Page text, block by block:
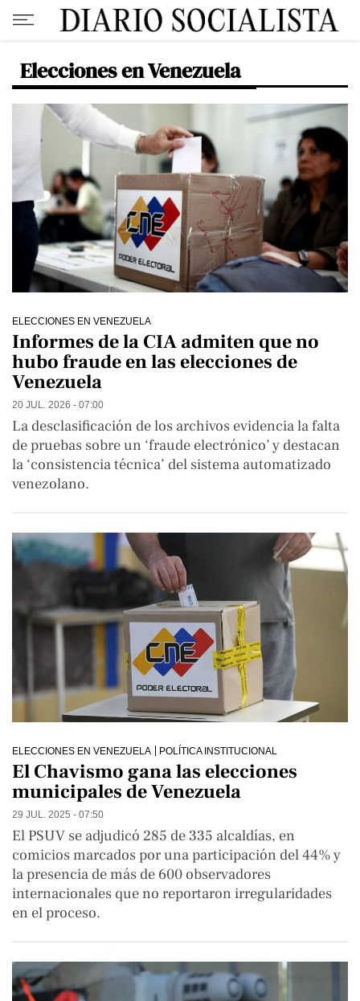
Elecciones en Venezuela
ELECCIONES EN VENEZUELA
Informes de la CIA admiten que no
hubo fraude en las elecciones de
Venezuela
20 JUL. 2026 - 07:00
La desclasificación de los archivos evidencia la falta
de pruebas sobre un ‘fraude electrónico’ y destacan
la ‘consistencia técnica’ del sistema automatizado
venezolano.
ELECCIONES EN VENEZUELA POLÍTICA INSTITUCIONAL
El Chavismo gana las elecciones
municipales de Venezuela
29 JUL. 2025 - 07:50
El PSUV se adjudicó 285 de 335 alcaldías, en
comicios marcados por una participación del 44% y
la presencia de más de 600 observadores
internacionales que no reportaron irregularidades
en el proceso.